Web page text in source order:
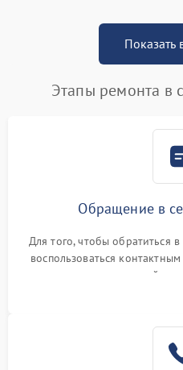
Показать
Этапы ремонта в
Обращение в
Для того, чтобы обратиться
воспользоваться
или оставить свой